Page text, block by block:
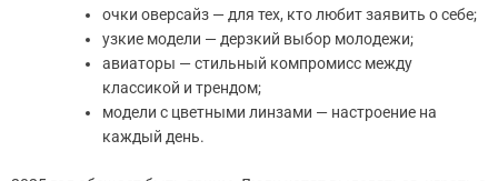
очки оверсайз — для тех, кто любит заявить о себе;
узкие модели — дерзкий выбор молодежи;
авиаторы — стильный компромисс между
классикой и трендом;
модели с цветными линзами — настроение на
каждый день.